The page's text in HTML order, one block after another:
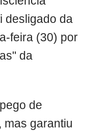
desligado da
feira (30) por
da
de
mas garantiu